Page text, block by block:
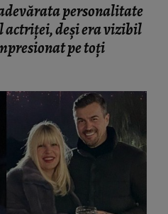
personalitate
actriței, deși era vizibil
pe toți